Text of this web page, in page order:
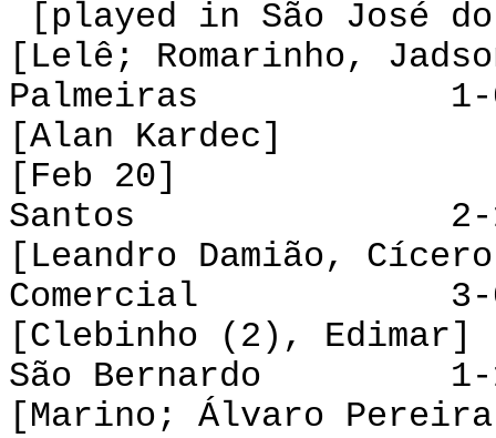
[played in São José
[Lelê; Romarinho,
Palmeiras 1-0
[Alan Kardec]
[Feb 20]
Santos 2-1
[Leandro Damião,
Comercial 3-0
[Clebinho (2), Edimar]
São Bernardo 1-1
[Marino; Álvaro